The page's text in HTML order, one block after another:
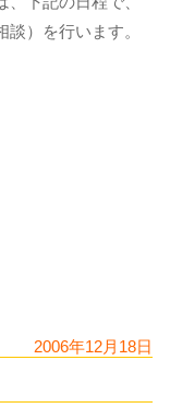
）を行います。
2006年12月18日